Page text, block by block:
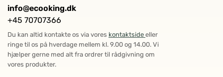
info@ecooking.dk
+45 70707366
Du kan altid kontakte os via vores kontaktside eller
ringe til os på hverdage mellem kl. 9.00 og 14.00. Vi
hjælper gerne med alt fra ordrer til rådgivning om
vores produkter.